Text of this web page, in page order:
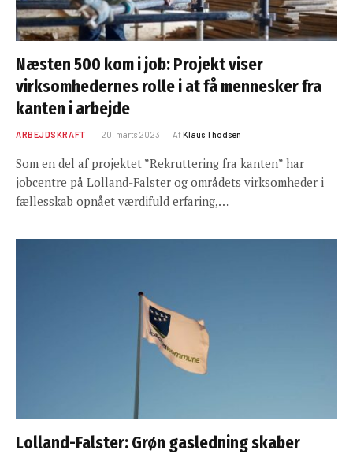
Næsten 500 kom i job: Projekt viser
virksomhedernes rolle i at få mennesker fra
kanten i arbejde
ARBEJDSKRAFT 20. marts 2023 AfKlaus Thodsen
Som en del af projektet ”Rekruttering fra kanten” har
jobcentre på Lolland-Falster og områdets virksomheder i
fællesskab opnået værdifuld erfaring,…
Lolland-Falster: Grøn gasledning skaber